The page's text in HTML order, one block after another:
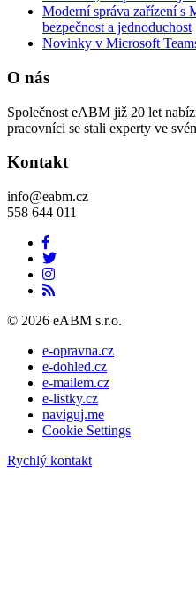
Moderní správa zařízení s
bezpečnost a jednoduchost
Novinky v Microsoft
O nás
Společnost eABM již 20 let
pracovníci se stali experty ve
Kontakt
info@eabm.cz
558 644 011
© 2026 eABM s.r.o.
e-opravna.cz
e-dohled.cz
e-mailem.cz
e-listky.cz
naviguj.me
Cookie Settings
Rychlý kontakt